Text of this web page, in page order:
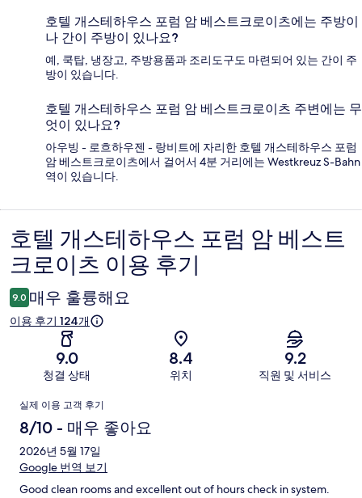
호텔 개스테하우스 포럼 암 베스트크로이츠에는 주방이
나 간이 주방이 있나요?
예, 쿡탑, 냉장고, 주방용품과 조리도구도 마련되어 있는 간이 주
방이 있습니다.
호텔 개스테하우스 포럼 암 베스트크로이츠 주변에는 무
엇이 있나요?
아우빙 - 로흐하우젠 - 랑비트에 자리한 호텔 개스테하우스 포럼
암 베스트크로이츠에서 걸어서 4분 거리에는 Westkreuz S-Bahn
역이 있습니다.
이
용
후
기
호텔 개스테하우스 포럼 암 베스트
크로이츠 이용 후기
9.0 매우 훌륭해요
이용 후기 124개
9.0
청결 상태
8.4
위치
9.2
직원 및 서비스
이
용
후
기
실제 이용 고객 후기
8/10 - 매우 좋아요
2026년 5월 17일
Google 번역 보기
Good clean rooms and excellent out of hours check in system.